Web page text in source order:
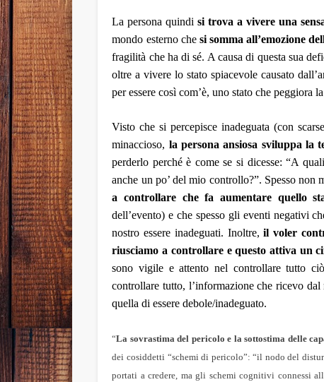
La persona quindisi trova a vivere una
mondo esterno che si somma all’emozione
fragilità che ha di sé. A causa di questa sua
oltre a vivere lo stato spiacevole causato
per essere così com’è, uno stato che peggiora
Visto che si percepisce inadeguata (con
minaccioso, la persona ansiosa sviluppa la
perderlo perché è come se si dicesse: “A
anche un po’ del mio controllo?”. Spesso non
a controllare che fa aumentare quello
dell’evento) e che spesso gli eventi negativi
nostro essere inadeguati. Inoltre,il voler
riusciamo a controllare e questo attiva un
sono vigile e attento nel controllare tutto
controllare tutto, l’informazione che ricevo
quella di essere debole/inadeguato.
“La sovrastima del pericolo e la sottostima delle
dei cosiddetti “schemi di pericolo”: “il nodo del
portati a credere, ma gli schemi cognitivi connessi